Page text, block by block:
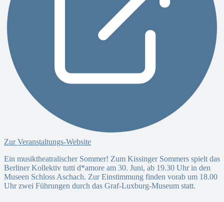
Zur Veranstaltungs-Website
Ein musiktheatralischer Sommer! Zum Kissinger Sommers spielt das
Berliner Kollektiv tutti d*amore am 30. Juni, ab 19.30 Uhr in den
Museen Schloss Aschach. Zur Einstimmung finden vorab um 18.00
Uhr zwei Führungen durch das Graf-Luxburg-Museum statt.